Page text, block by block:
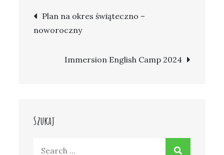
Post
navigation
Plan na okres świąteczno –
noworoczny
Immersion English Camp 2024
Szukaj